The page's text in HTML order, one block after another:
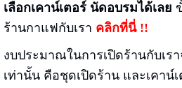
เลือกเคาน์เตอร์ นัดอบรมได้เลย
ร้านกาแฟกับเรา คลิกที่นี่ !!
งบประมาณในการเปิดร้านกับเร
เท่านั้น คือชุดเปิดร้าน และเคา